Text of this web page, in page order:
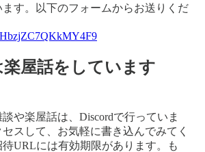
す。以下のフォームからお送りくだ
屋話をしています
や楽屋話は、Discordで行っていま
スして、お気軽に書き込んでみてく
URLには有効期限があります。も